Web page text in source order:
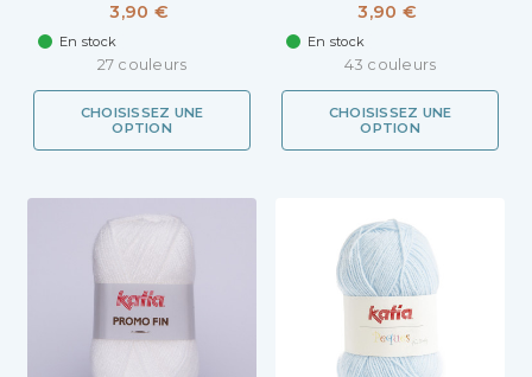
3,90 €
En stock
27 couleurs
CHOISISSEZ UNE
OPTION
3,90 €
En stock
43 couleurs
CHOISISSEZ UNE
OPTION